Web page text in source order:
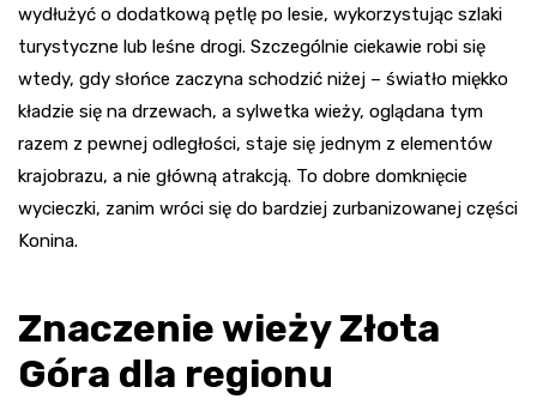
wydłużyć o dodatkową pętlę po lesie, wykorzystując szlaki
turystyczne lub leśne drogi. Szczególnie ciekawie robi się
wtedy, gdy słońce zaczyna schodzić niżej – światło miękko
kładzie się na drzewach, a sylwetka wieży, oglądana tym
razem z pewnej odległości, staje się jednym z elementów
krajobrazu, a nie główną atrakcją. To dobre domknięcie
wycieczki, zanim wróci się do bardziej zurbanizowanej części
Konina.
Znaczenie wieży Złota
Góra dla regionu